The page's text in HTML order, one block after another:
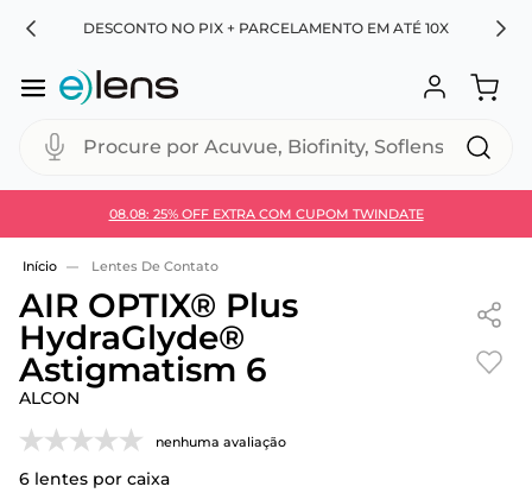
DESCONTO NO PIX + PARCELAMENTO EM ATÉ 10X
Procure por Acuvue, Biofinity, Soflens...
08.08: 25% OFF EXTRA COM CUPOM TWINDATE
Use 30HOJE e ganhe 30% OFF + economia extra no
Lentes De Contato
AIR OPTIX® Plus
HydraGlyde®
Astigmatism 6
ALCON
nenhuma avaliação
6 lentes por caixa